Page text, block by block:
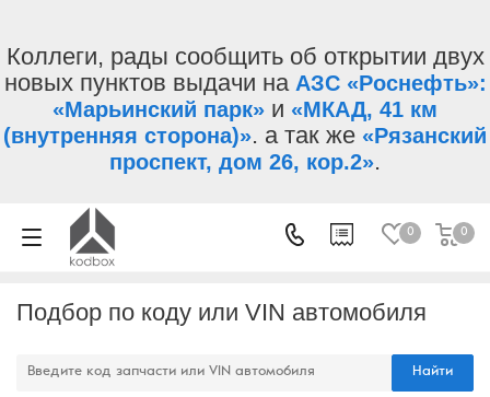
Коллеги, рады сообщить об открытии двух
новых пунктов выдачи на АЗС «Роснефть»:
«Марьинский парк» и «МКАД, 41 км
(внутренняя сторона)». а так же «Рязанский
проспект, дом 26, кор.2».
0 0
Подбор по коду или VIN автомобиля
Найти